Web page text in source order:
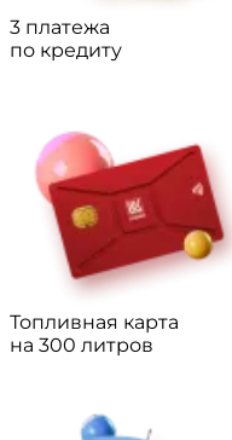
3 платежа
по кредиту
Топливная карта
на 300 литров